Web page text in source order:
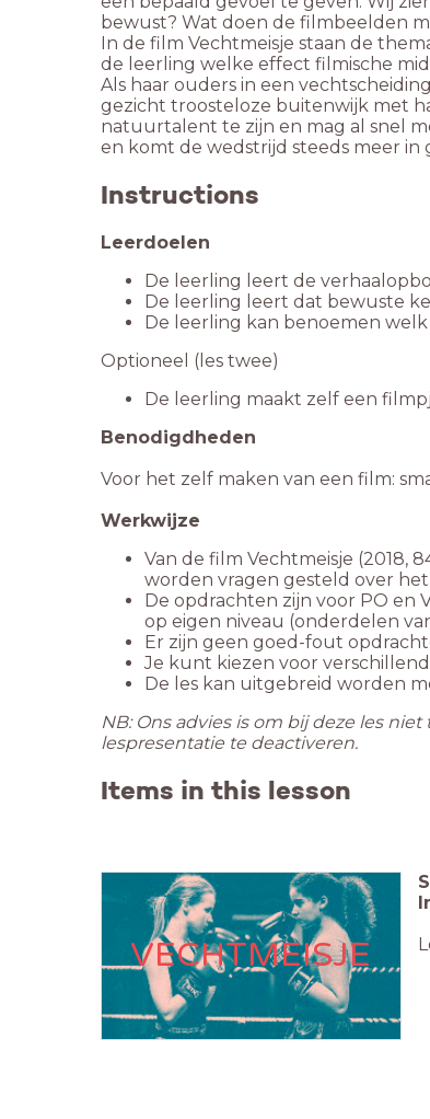
bewust? Wat doen de filmbeelden
In de film Vechtmeisje staan de
de leerling welke effect filmische
Als haar ouders in een
gezicht troosteloze buitenwijk met
natuurtalent te zijn en mag al snel
Instructions
Leerdoelen
De leerling leert de
De leerling leert dat bewuste
De leerling kan benoemen
Optioneel (les twee)
De leerling maakt zelf een
Benodigdheden
Voor het zelf maken van een film:
Werkwijze
Van de film Vechtmeisje (2018,
worden vragen gesteld over
De opdrachten zijn voor PO
op eigen niveau (onderdelen
Er zijn geen goed-fout
Je kunt kiezen voor
De les kan uitgebreid worden
NB: Ons advies is om bij deze les
lespresentatie te deactiveren.
Items in this lesson
VECHTMEISJE